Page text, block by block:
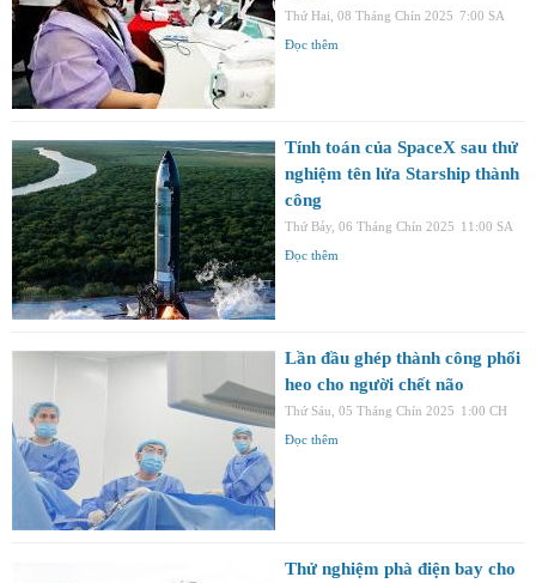
Thứ Hai, 08 Tháng Chín 2025 7:00 SA
Đọc thêm
Tính toán của SpaceX sau thử
nghiệm tên lửa Starship thành
công
Thứ Bảy, 06 Tháng Chín 2025 11:00 SA
Đọc thêm
Lần đầu ghép thành công phổi
heo cho người chết não
Thứ Sáu, 05 Tháng Chín 2025 1:00 CH
Đọc thêm
Thử nghiệm phà điện bay cho